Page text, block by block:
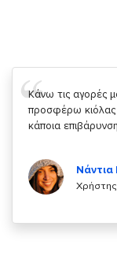
Σας ευχαριστώ
κάτι!